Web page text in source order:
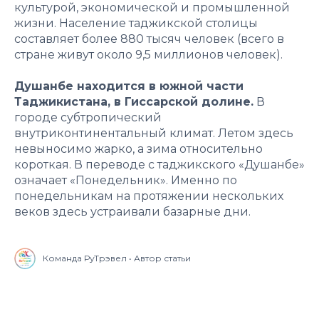
культурой, экономической и промышленной
жизни. Население таджикской столицы
составляет более 880 тысяч человек (всего в
стране живут около 9,5 миллионов человек).
Душанбе находится в южной части
Таджикистана, в Гиссарской долине. В
городе субтропический
внутриконтинентальный климат. Летом здесь
невыносимо жарко, а зима относительно
короткая. В переводе с таджикского «Душанбе»
означает «Понедельник». Именно по
понедельникам на протяжении нескольких
веков здесь устраивали базарные дни.
Команда РуТрэвел • Автор статьи